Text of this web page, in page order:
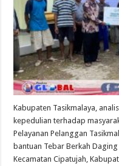
Kabupaten Tasikmalaya,
kepedulian terhadap
Pelayanan Pelanggan
bantuan Tebar Berkah
Kecamatan Cipatujah,